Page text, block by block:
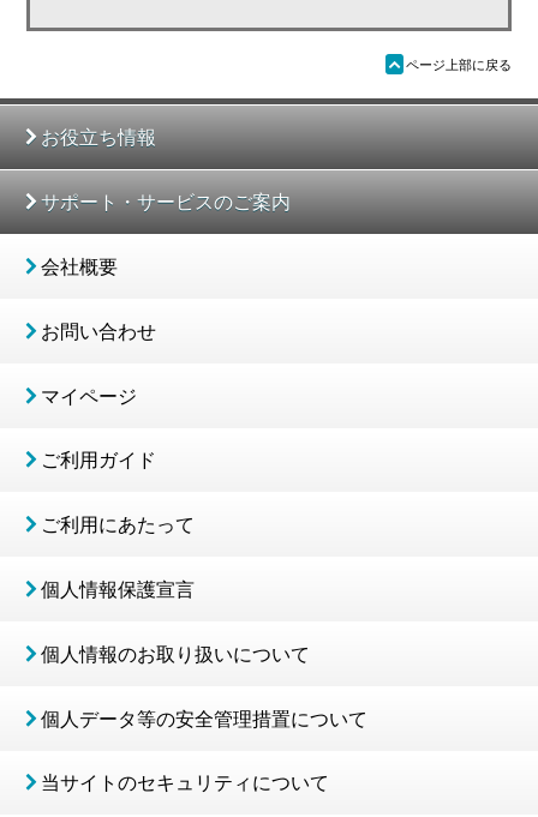
ü ページ上部に戻る
お役立ち情報
サポート・サービスのご案内
会社概要
お問い合わせ
マイページ
ご利用ガイド
ご利用にあたって
個人情報保護宣言
個人情報のお取り扱いについて
個人データ等の安全管理措置について
当サイトのセキュリティについて